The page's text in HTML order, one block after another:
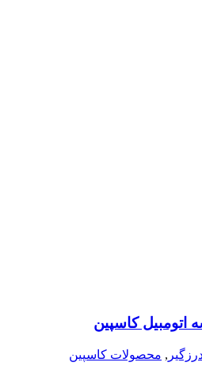
کاسپین
, محصولات کاسپین